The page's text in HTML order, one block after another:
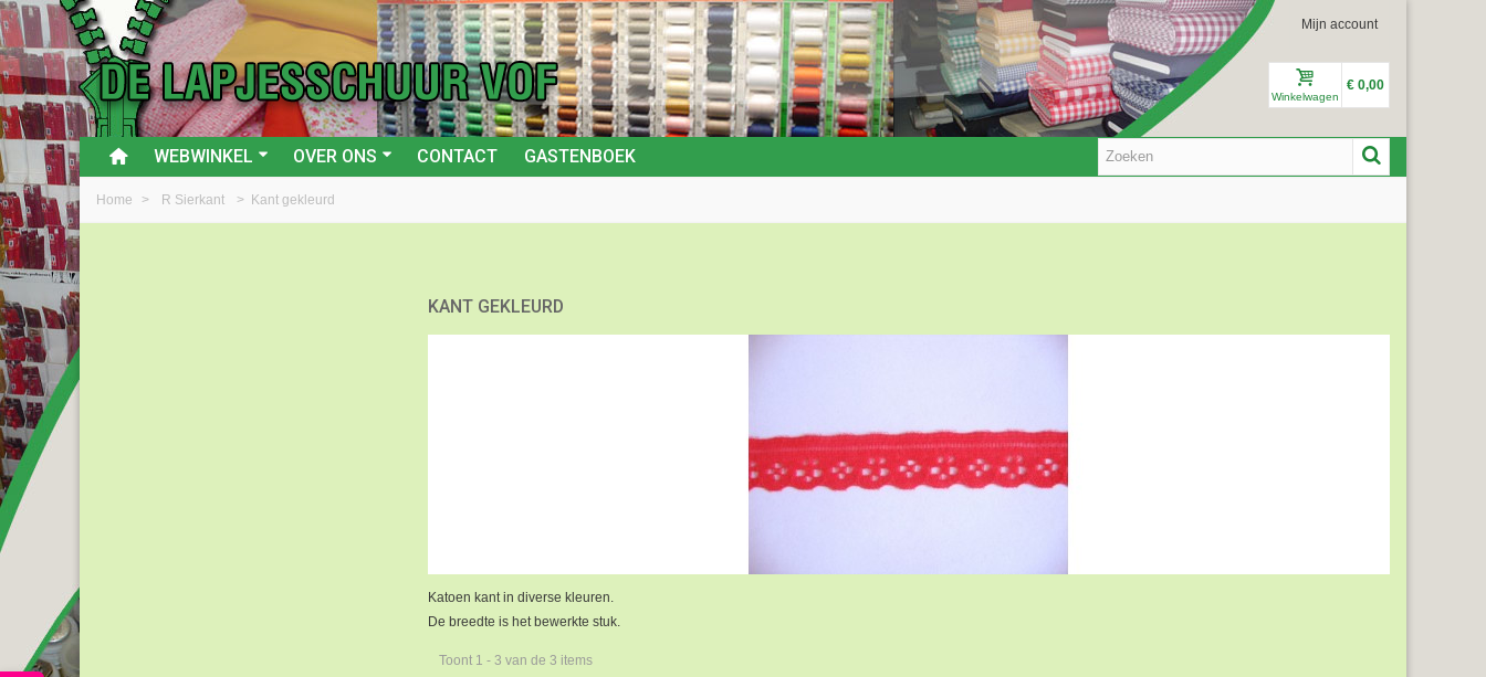
Mijn account
Winkelwagen
€ 0,00
WEBWINKEL OVER ONS CONTACT GASTENBOEK
Home > R Sierkant > Kant gekleurd
KANT GEKLEURD
Katoen kant in diverse kleuren.
De breedte is het bewerkte stuk.
Toont 1 - 3 van de 3 items